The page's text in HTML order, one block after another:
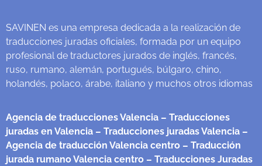
SAVINEN es una empresa dedicada a la realización de
traducciones juradas oficiales, formada por un equipo
profesional de traductores jurados de inglés, francés,
ruso, rumano, alemán, portugués, búlgaro, chino,
holandés, polaco, árabe, italiano y muchos otros idiomas
Agencia de traducciones Valencia – Traducciones
juradas en Valencia – Traducciones juradas Valencia –
Agencia de traducción Valencia centro – Traducción
jurada rumano Valencia centro – Traducciones Juradas